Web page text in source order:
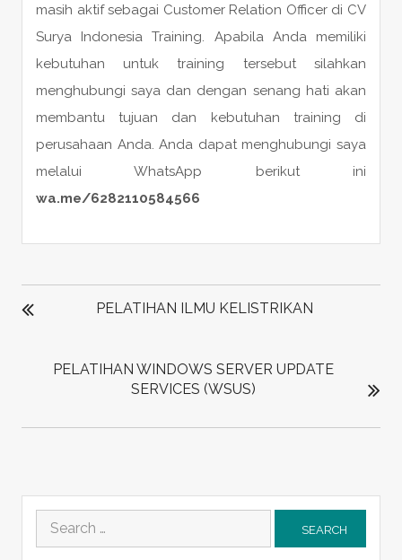
masih aktif sebagai Customer Relation Officer di CV
Surya Indonesia Training. Apabila Anda memiliki
kebutuhan untuk training tersebut silahkan
menghubungi saya dan dengan senang hati akan
membantu tujuan dan kebutuhan training di
perusahaan Anda. Anda dapat menghubungi saya
melalui WhatsApp berikut ini
wa.me/6282110584566
POST
NAVIGATIONPELATIHAN ILMU KELISTRIKAN
PELATIHAN WINDOWS SERVER UPDATE
SERVICES (WSUS)
Search
for: